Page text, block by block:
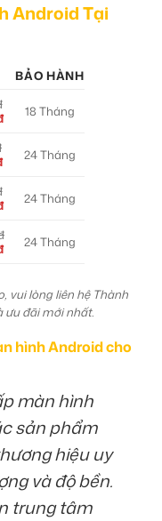
Android Tại
BẢO HÀNH
18 Tháng
24 Tháng
24 Tháng
24 Tháng
vui lòng liên hệ Thành
ưu đãi mới nhất.
hình Android cho
màn hình
sản phẩm
hiệu uy
và độ bền.
trung tâm